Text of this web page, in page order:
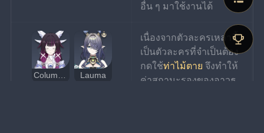
อื่น ๆ มาใช้งานได้
Lauma
เนื่องจากตัวละครเหล่านี้
เป็นตัวละครที่จำเป็นต้อง
กดใช้ท่าไม้ตาย จึงทำให้
ค่าสถานะรองของอาวุธ